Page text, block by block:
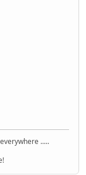
.....